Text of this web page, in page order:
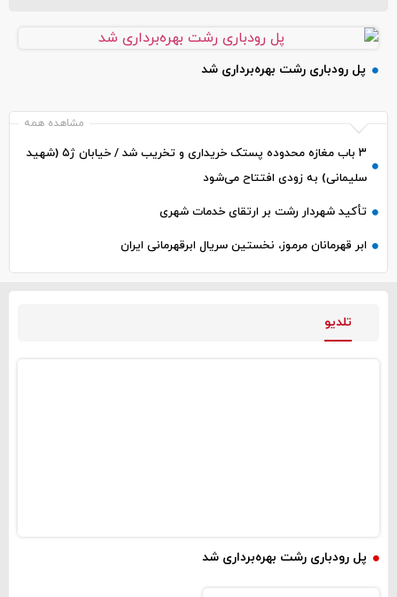
پل رودباری رشت بهره‌برداری شد
مشاهده همه
۳ باب مغازه محدوده پستک خریداری و تخریب شد / خیابان ژ۵ (شهید
سلیمانی) به زودی افتتاح می‌شود
تأکید شهردار رشت بر ارتقای خدمات شهری
ابر قهرمانان مرموز، نخستین سریال ابرقهرمانی ایران
تلدیو
پل رودباری رشت بهره‌برداری شد